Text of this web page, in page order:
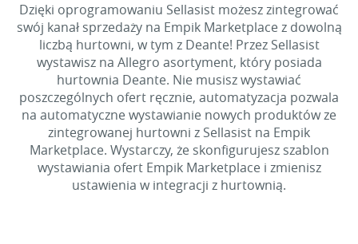
Dzięki oprogramowaniu Sellasist możesz zintegrować
swój kanał sprzedaży na Empik Marketplace z dowolną
liczbą hurtowni, w tym z Deante! Przez Sellasist
wystawisz na Allegro asortyment, który posiada
hurtownia Deante. Nie musisz wystawiać
poszczególnych ofert ręcznie, automatyzacja pozwala
na automatyczne wystawianie nowych produktów ze
zintegrowanej hurtowni z Sellasist na Empik
Marketplace. Wystarczy, że skonfigurujesz szablon
wystawiania ofert Empik Marketplace i zmienisz
ustawienia w integracji z hurtownią.